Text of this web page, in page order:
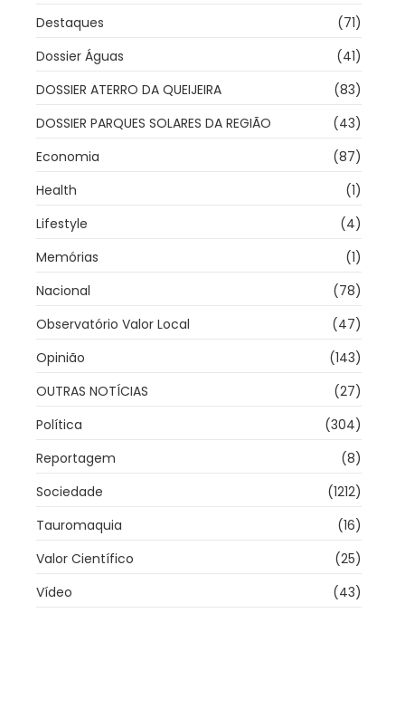
Destaques
(71)
Dossier Águas
(41)
DOSSIER ATERRO DA QUEIJEIRA
(83)
DOSSIER PARQUES SOLARES DA REGIÃO
(43)
Economia
(87)
Health
(1)
Lifestyle
(4)
Memórias
(1)
Nacional
(78)
Observatório Valor Local
(47)
Opinião
(143)
OUTRAS NOTÍCIAS
(27)
Política
(304)
Reportagem
(8)
Sociedade
(1212)
Tauromaquia
(16)
Valor Científico
(25)
Vídeo
(43)